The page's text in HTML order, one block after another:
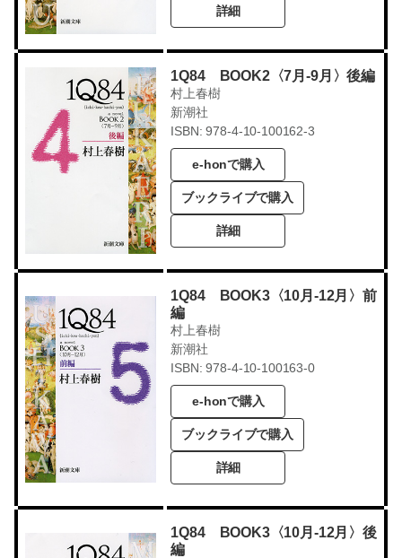
詳細
1Q84 BOOK2〈7月-9月〉後編
村上春樹
新潮社
ISBN: 978-4-10-100162-3
e-honで購入
ブックライブで購入
詳細
1Q84 BOOK3〈10月-12月〉前
編
村上春樹
新潮社
ISBN: 978-4-10-100163-0
e-honで購入
ブックライブで購入
詳細
1Q84 BOOK3〈10月-12月〉後
編